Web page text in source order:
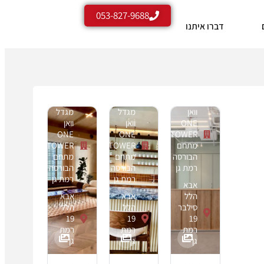
דברו איתנו
053-827-9688
וואן
ONE
TOWER
מתחם
הבורסה
רמת גן
אבא
הלל
סילבר
19
רמת
גן
מגדל
וואן
ONE
TOWER
מתחם
הבורסה
רמת גן
אבא
הלל
19
רמת
גן
מגדל
וואן
ONE
TOWER
מתחם
הבורסה
רמת גן
אבא
הלל
19
רמת
גן